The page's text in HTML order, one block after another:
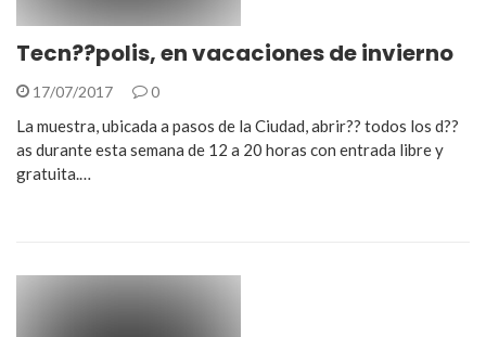
Tecn??polis, en vacaciones de invierno
17/07/2017 0
La muestra, ubicada a pasos de la Ciudad, abrir?? todos los d??
as durante esta semana de 12 a 20 horas con entrada libre y
gratuita.…